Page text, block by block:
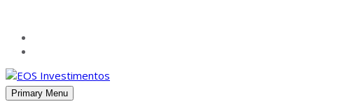
Skip
Primary Menu